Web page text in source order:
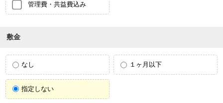
管理費・共益費込み
敷金
なし １ヶ月以下
指定しない